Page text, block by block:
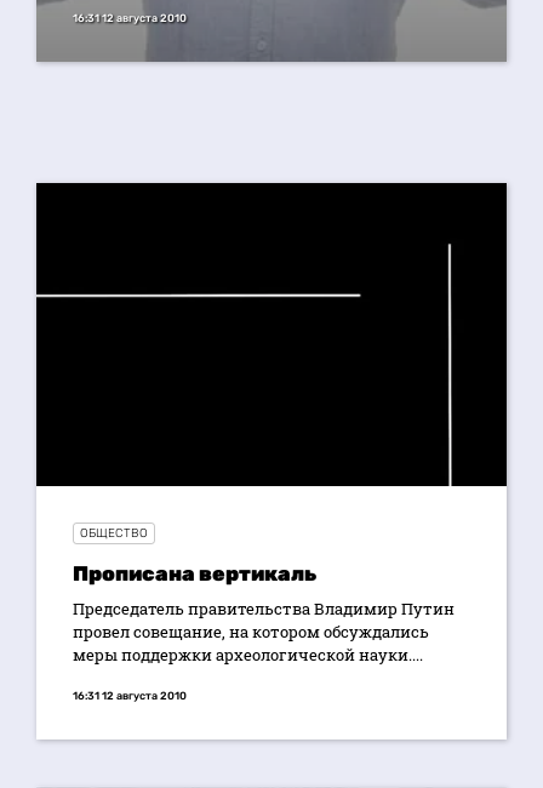
16:31 12 августа 2010
ОБЩЕСТВО
Прописана вертикаль
Председатель правительства Владимир Путин
провел совещание, на котором обсуждались
меры поддержки археологической науки....
16:31 12 августа 2010